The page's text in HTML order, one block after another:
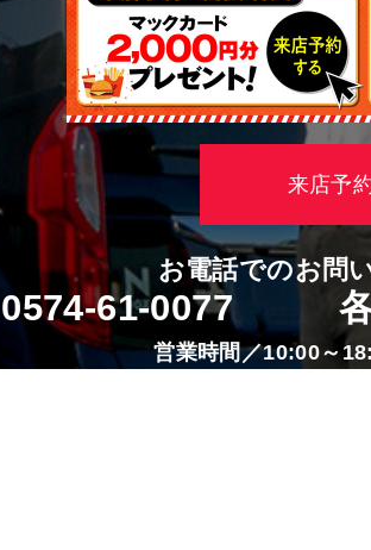
来店予
お電話でのお問
0574-61-0077
営業時間／10:00～